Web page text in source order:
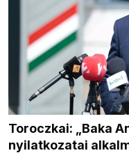
Toroczkai: „Baka
nyilatkozatai